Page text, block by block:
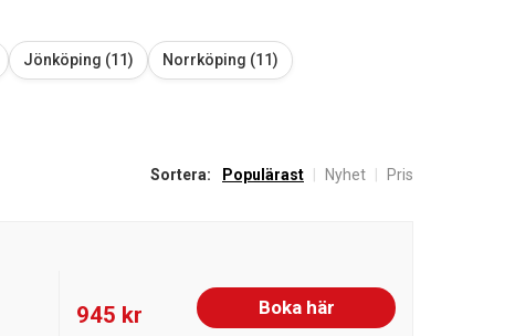
Jönköping (11) Norrköping (11)
Sortera: Populärast | Nyhet | Pris
945 kr Boka här